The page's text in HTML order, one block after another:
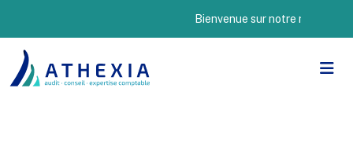
Bienvenue sur notre nouveau